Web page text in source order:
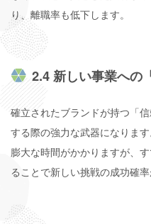
り、離職率も低下します。
2.4 新しい事業への
確立されたブランドが持つ「
する際の強力な武器になりま
膨大な時間がかかりますが、
ることで新しい挑戦の成功確